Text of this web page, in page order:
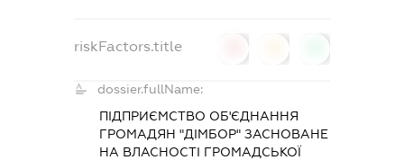
riskFactors.title
dossier.fullName:
ПІДПРИЄМСТВО ОБ'ЄДНАННЯ
ГРОМАДЯН "ДІМБОР" ЗАСНОВАНЕ
НА ВЛАСНОСТІ ГРОМАДСЬКОЇ